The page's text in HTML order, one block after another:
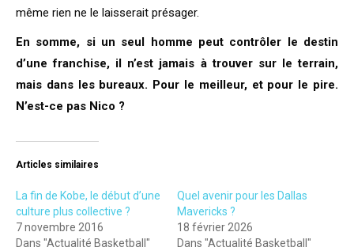
même rien ne le laisserait présager.
En somme, si un seul homme peut contrôler le destin
d’une franchise, il n’est jamais à trouver sur le terrain,
mais dans les bureaux. Pour le meilleur, et pour le pire.
N’est-ce pas Nico ?
Articles similaires
La fin de Kobe, le début d’une
culture plus collective ?
7 novembre 2016
Dans "Actualité Basketball"
Quel avenir pour les Dallas
Mavericks ?
18 février 2026
Dans "Actualité Basketball"